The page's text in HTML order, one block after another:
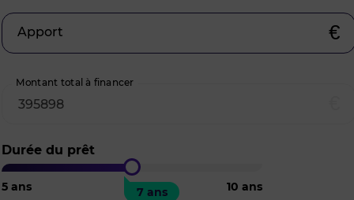
Apport €
Montant total à financer
Durée du prêt
5 ans 10 ans
7 ans